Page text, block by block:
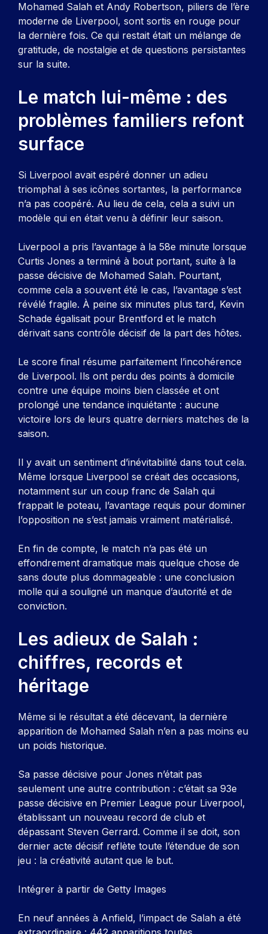
Mohamed Salah et Andy Robertson, piliers de l’ère
moderne de Liverpool, sont sortis en rouge pour
la dernière fois. Ce qui restait était un mélange de
gratitude, de nostalgie et de questions persistantes
sur la suite.
Le match lui-même : des
problèmes familiers refont
surface
Si Liverpool avait espéré donner un adieu
triomphal à ses icônes sortantes, la performance
n’a pas coopéré. Au lieu de cela, cela a suivi un
modèle qui en était venu à définir leur saison.
Liverpool a pris l’avantage à la 58e minute lorsque
Curtis Jones a terminé à bout portant, suite à la
passe décisive de Mohamed Salah. Pourtant,
comme cela a souvent été le cas, l’avantage s’est
révélé fragile. À peine six minutes plus tard, Kevin
Schade égalisait pour Brentford et le match
dérivait sans contrôle décisif de la part des hôtes.
Le score final résume parfaitement l’incohérence
de Liverpool. Ils ont perdu des points à domicile
contre une équipe moins bien classée et ont
prolongé une tendance inquiétante : aucune
victoire lors de leurs quatre derniers matches de la
saison.
Il y avait un sentiment d’inévitabilité dans tout cela.
Même lorsque Liverpool se créait des occasions,
notamment sur un coup franc de Salah qui
frappait le poteau, l’avantage requis pour dominer
l’opposition ne s’est jamais vraiment matérialisé.
En fin de compte, le match n’a pas été un
effondrement dramatique mais quelque chose de
sans doute plus dommageable : une conclusion
molle qui a souligné un manque d’autorité et de
conviction.
Les adieux de Salah :
chiffres, records et
héritage
Même si le résultat a été décevant, la dernière
apparition de Mohamed Salah n’en a pas moins eu
un poids historique.
Sa passe décisive pour Jones n’était pas
seulement une autre contribution : c’était sa 93e
passe décisive en Premier League pour Liverpool,
établissant un nouveau record de club et
dépassant Steven Gerrard. Comme il se doit, son
dernier acte décisif reflète toute l’étendue de son
jeu : la créativité autant que le but.
Intégrer à partir de Getty Images
En neuf années à Anfield, l’impact de Salah a été